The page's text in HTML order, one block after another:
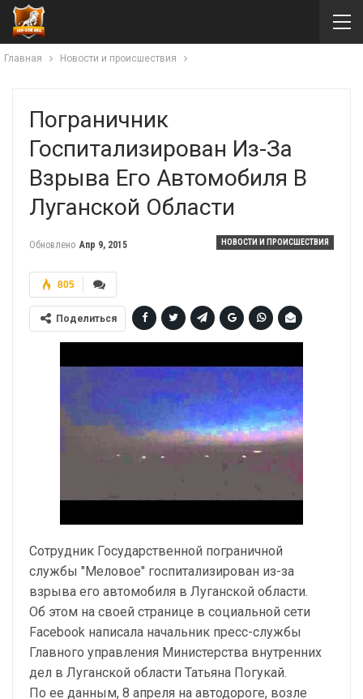
Главная Новости и происшествия
Пограничник
Госпитализирован Из-За
Взрыва Его Автомобиля В
Луганской Области
НОВОСТИ И ПРОИСШЕСТВИЯ
Обновлено Апр 9, 2015
805
Поделиться
Сотрудник Государственной пограничной
службы "Меловое" госпитализирован из-за
взрыва его автомобиля в Луганской области.
Об этом на своей странице в социальной сети
Facebook написала начальник пресс-службы
Главного управления Министерства внутренних
дел в Луганской области Татьяна Погукай.
По ее данным, 8 апреля на автодороге, возле